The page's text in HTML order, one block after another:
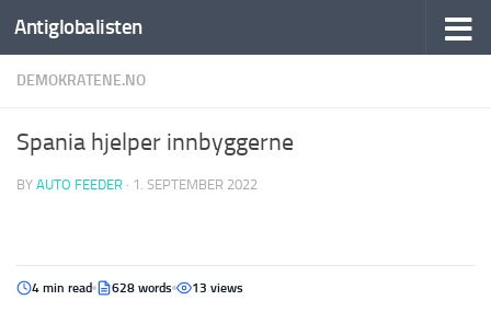
Antiglobalisten
DEMOKRATENE.NO
Spania hjelper innbyggerne
BY AUTO FEEDER · 1. SEPTEMBER 2022
4 min read 628 words 13 views